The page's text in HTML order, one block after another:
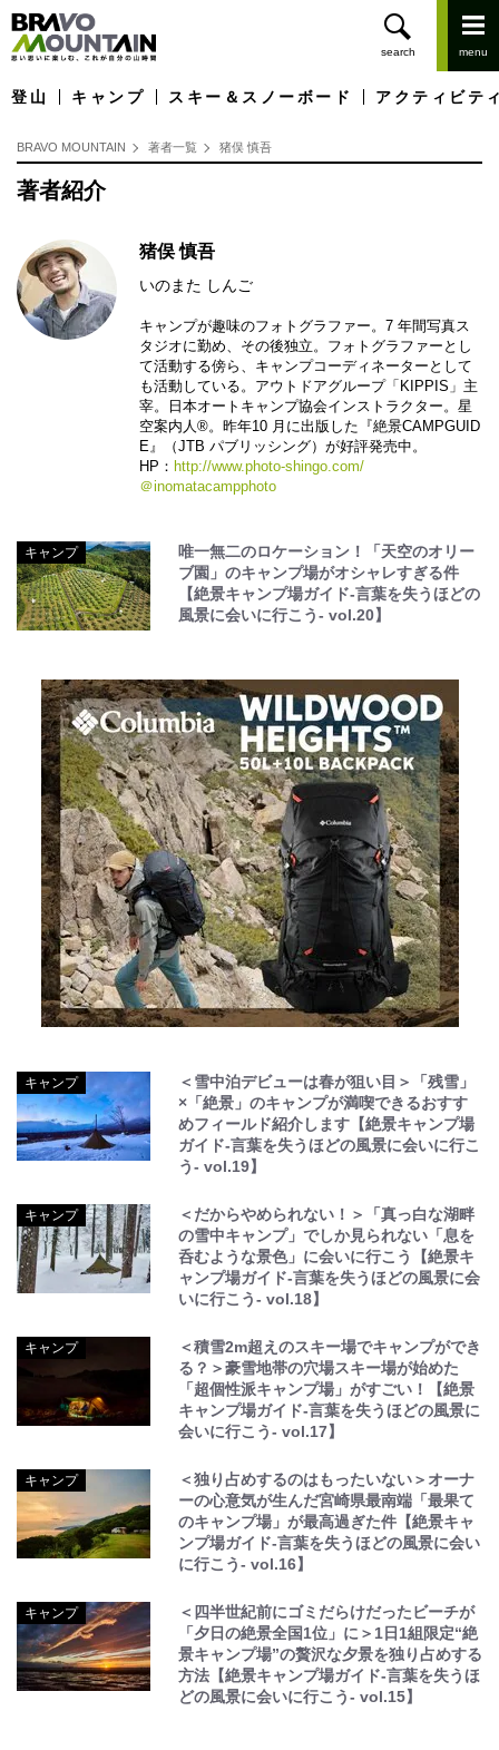
登山 キャンプ スキー＆スノーボード アクティビテ
BRAVO MOUNTAIN 著者一覧 猪俣 慎吾
著者紹介
猪俣 慎吾
いのまた しんご
キャンプが趣味のフォトグラファー。7 年間写真ス
タジオに勤め、その後独立。フォトグラファーとし
て活動する傍ら、キャンプコーディネーターとして
も活動している。アウトドアグループ「KIPPIS」主
宰。日本オートキャンプ協会インストラクター。星
空案内人®︎。昨年10 月に出版した『絶景CAMPGUID
E』（JTB パブリッシング）が好評発売中。
HP： http://www.photo-shingo.com/
＠inomatacampphoto
キャンプ
唯一無二のロケーション！「天空のオリー
ブ園」のキャンプ場がオシャレすぎる件
【絶景キャンプ場ガイド-言葉を失うほどの
風景に会いに行こう- vol.20】
キャンプ
＜雪中泊デビューは春が狙い目＞「残雪」
×「絶景」のキャンプが満喫できるおすす
めフィールド紹介します【絶景キャンプ場
ガイド-言葉を失うほどの風景に会いに行こ
う- vol.19】
キャンプ
＜だからやめられない！＞「真っ白な湖畔
の雪中キャンプ」でしか見られない「息を
呑むような景色」に会いに行こう【絶景キ
ャンプ場ガイド-言葉を失うほどの風景に会
いに行こう- vol.18】
キャンプ
＜積雪2m超えのスキー場でキャンプができ
る？＞豪雪地帯の穴場スキー場が始めた
「超個性派キャンプ場」がすごい！【絶景
キャンプ場ガイド-言葉を失うほどの風景に
会いに行こう- vol.17】
キャンプ
＜独り占めするのはもったいない＞オーナ
ーの心意気が生んだ宮崎県最南端「最果て
のキャンプ場」が最高過ぎた件【絶景キャ
ンプ場ガイド-言葉を失うほどの風景に会い
に行こう- vol.16】
キャンプ
＜四半世紀前にゴミだらけだったビーチが
「夕日の絶景全国1位」に＞1日1組限定“絶
景キャンプ場”の贅沢な夕景を独り占めする
方法【絶景キャンプ場ガイド-言葉を失うほ
どの風景に会いに行こう- vol.15】